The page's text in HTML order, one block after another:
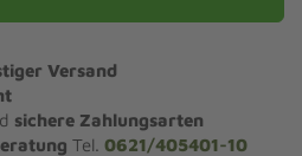
Versand
sichere Zahlungsarten
Tel. 0621/405401-10